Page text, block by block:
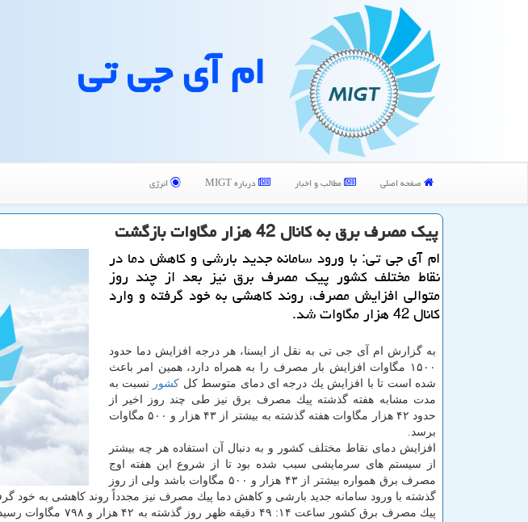
ام آی جی تی
صفحه اصلی مطالب و اخبار درباره MIGT انرژی
پیك مصرف برق به كانال 42 هزار مگاوات بازگشت
ام آی جی تی: با ورود سامانه جدید بارشی و كاهش دما در
نقاط مختلف كشور پیك مصرف برق نیز بعد از چند روز
متوالی افزایش مصرف، روند كاهشی به خود گرفته و وارد
كانال 42 هزار مگاوات شد.
به گزارش ام آی جی تی به نقل از ایسنا، هر درجه افزایش دما حدود
۱۵۰۰ مگاوات افزایش بار مصرف را به همراه دارد، همین امر باعث
شده است تا با افزایش یك درجه ای دمای متوسط كل كشور نسبت به
مدت مشابه هفته گذشته پیك مصرف برق نیز طی چند روز اخیر از
حدود ۴۲ هزار مگاوات هفته گذشته به بیشتر از ۴۳ هزار و ۵۰۰ مگاوات
برسد.
افزایش دمای نقاط مختلف كشور و به دنبال آن استفاده هر چه بیشتر
از سیستم های سرمایشی سبب شده بود تا از شروع این هفته اوج
مصرف برق همواره بیشتر از ۴۳ هزار و ۵۰۰ مگاوات باشد ولی از روز
گذشته با ورود سامانه جدید بارشی و كاهش دما پیك مصرف نیز مجدداً روند كاهشی به خود گرفته و وارد كانال
پیك مصرف برق كشور ساعت